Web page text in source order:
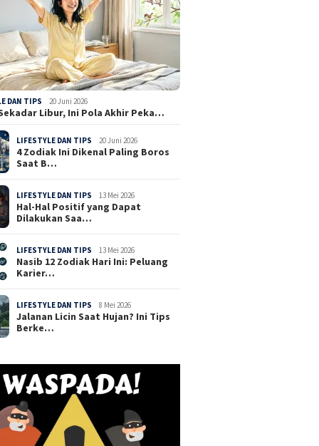
DAN TIPS 20 Juni 2026
Libur, Ini Pola Akhir Peka…
LIFESTYLE DAN TIPS 20 Juni 2026
4 Zodiak Ini Dikenal Paling Boros
Saat B…
LIFESTYLE DAN TIPS 13 Mei 2026
Hal-Hal Positif yang Dapat
Dilakukan Saa…
LIFESTYLE DAN TIPS 13 Mei 2026
Nasib 12 Zodiak Hari Ini: Peluang
Karier…
LIFESTYLE DAN TIPS 8 Mei 2026
Jalanan Licin Saat Hujan? Ini Tips
Berke…